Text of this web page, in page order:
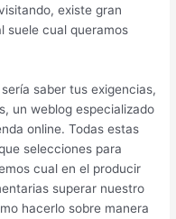
existe gran
suele cual queramos
saber tus exigencias,
un weblog especializado
online. Todas estas
selecciones para
cual en el producir
superar nuestro
hacerlo sobre manera